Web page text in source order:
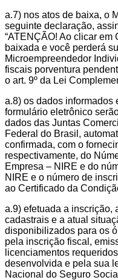
a.7) nos atos de baixa, o
seguinte declaração,
“ATENÇÃO! Ao clicar em
baixada e você perderá
Microempreendedor
fiscais porventura
o art. 9º da Lei
a.8) os dados informados
formulário eletrônico
dados das Juntas
Federal do Brasil,
confirmada, com o
respectivamente, do
Empresa – NIRE e do
NIRE e o número de
ao Certificado da
a.9) efetuada a inscrição,
cadastrais e a atual
disponibilizados para os
pela inscrição fiscal,
licenciamentos
desenvolvida e pela sua
Nacional do Seguro